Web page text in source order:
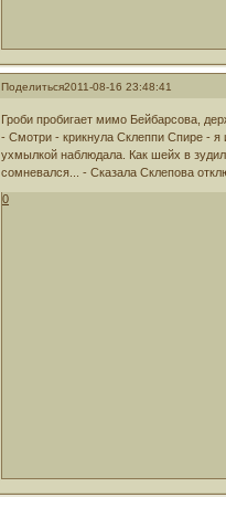
Поделиться2011-08-16 23:48:41
Гроби пробигает мимо Бейбарсова,
- Смотри - крикнула Склеппи Спире -
ухмылкой наблюдала. Как шейх в
сомневался... - Сказала Склепова
0